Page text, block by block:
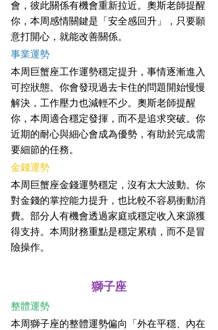
會，彼此關係有機會重新拉近。奧斯老師提醒
你，本周感情關鍵是「安全感回升」，只要願
意打開心，就能改善關係。
事業運勢
本周巨蟹座工作運勢穩定提升，事情逐漸進入
可控狀態。你會發現過去卡住的問題開始慢慢
解決，工作壓力也減輕不少。奧斯老師提醒
你，本周適合穩定發揮，而不是追求突破。你
近期的耐心與細心會成為優勢，有助於完成需
要細節的任務。
金錢運勢
本周巨蟹座金錢運勢穩定，沒有太大波動。你
對金錢的掌控能力提升，也比較不容易衝動消
費。部分人有機會透過家庭或穩定收入來源獲
得支持。本周財務重點是穩定累積，而不是冒
險操作。
獅子座
整體運勢
本周獅子座的整體運勢偏向「外在平穩、內在